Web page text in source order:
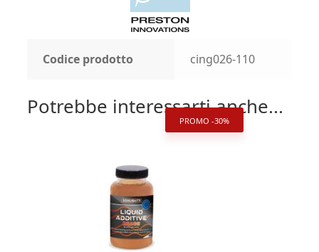
Codice prodotto cing026-110
Potrebbe interessarti anche...
PROMO -30%